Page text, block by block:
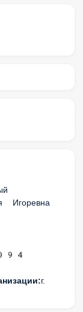
Игоревна
г.